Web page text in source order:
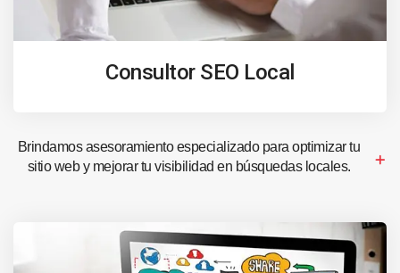
Consultor SEO Local
Brindamos asesoramiento especializado para optimizar tu
sitio web y mejorar tu visibilidad en búsquedas locales.